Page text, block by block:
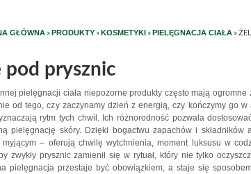
GŁÓWNA » PRODUKTY » KOSMETYKI » PIELĘGNACJA CIAŁA »
pod prysznic
pielęgnacji ciała niepozorne produkty często mają
od tego, czy zaczynamy dzień z energią, czy kończymy go
rytm tych chwil. Ich różnorodność pozwala
pielęgnację skóry. Dzięki bogactwu zapachów i
myjącym – oferują chwilę wytchnienia, moment luksusu w
zwykły prysznic zamienił się w rytuał, który nie tylko
pielęgnacja przestaje być obowiązkiem, a staje się